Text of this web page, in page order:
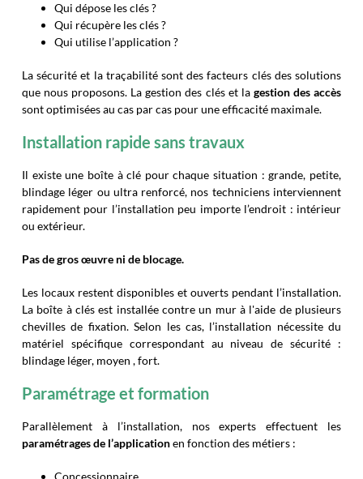
Qui dépose les clés ?
Qui récupère les clés ?
Qui utilise l’application ?
La sécurité et la traçabilité sont des facteurs clés des solutions
que nous proposons. La gestion des clés et la gestion des accès
sont optimisées au cas par cas pour une efficacité maximale.
Installation rapide sans travaux
Il existe une boîte à clé pour chaque situation : grande, petite,
blindage léger ou ultra renforcé, nos techniciens interviennent
rapidement pour l’installation peu importe l’endroit : intérieur
ou extérieur.
Pas de gros œuvre ni de blocage.
Les locaux restent disponibles et ouverts pendant l’installation.
La boîte à clés est installée contre un mur à l'aide de plusieurs
chevilles de fixation. Selon les cas, l’installation nécessite du
matériel spécifique correspondant au niveau de sécurité :
blindage léger, moyen , fort.
Paramétrage et formation
Parallèlement à l’installation, nos experts effectuent les
paramétrages de l’applicationen fonction des métiers :